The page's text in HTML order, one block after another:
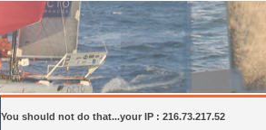
You should not do that...your IP : 216.73.217.52